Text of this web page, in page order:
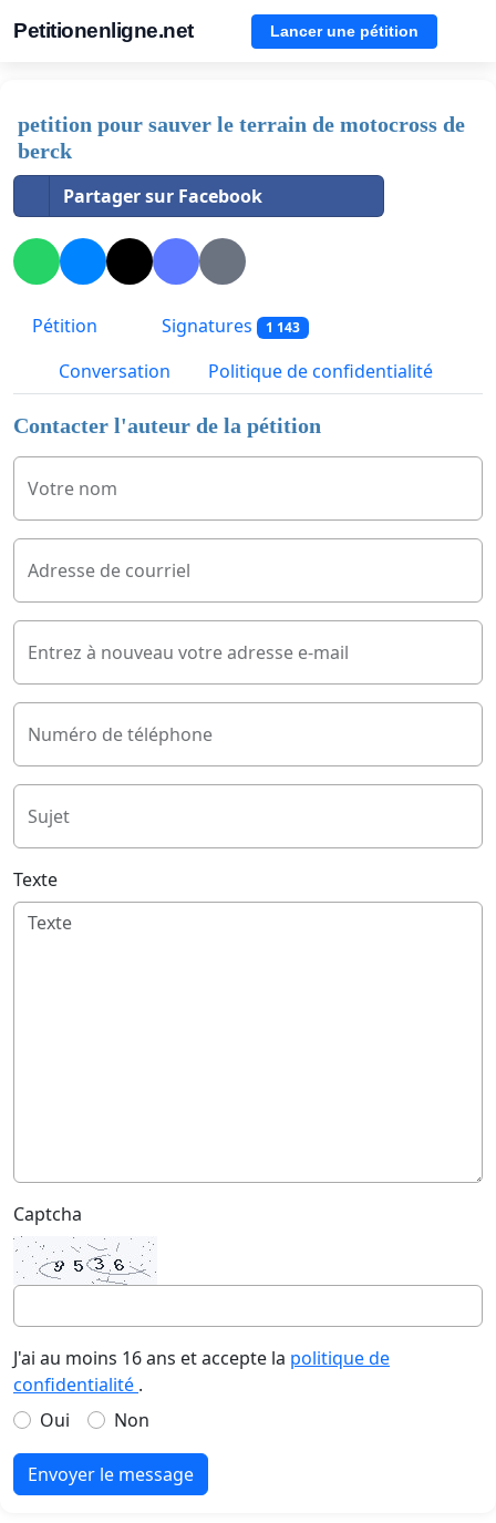
Petitionenligne.net Lancer une pétition
petition pour sauver le terrain de motocross de
berck
Partager sur Facebook
Pétition Signatures 1 143
Conversation Politique de confidentialité
Contacter l'auteur de la pétition
Votre nom
Adresse de courriel
Entrez à nouveau votre adresse e-mail
Numéro de téléphone
Sujet
Texte
Captcha
J'ai au moins 16 ans et accepte la politique de
confidentialité .
Oui
Non
Envoyer le message